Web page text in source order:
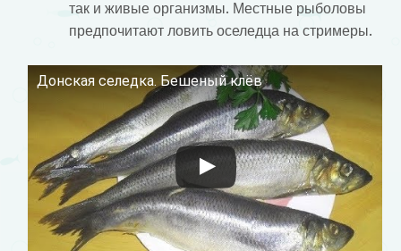
так и живые организмы. Местные рыболовы
предпочитают ловить оселедца на стримеры.
Донская селедка. Бешеный клёв
Смотрите это видео на YouTube